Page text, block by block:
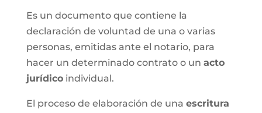
Es un documento que contiene la
declaración de voluntad de una o varias
personas, emitidas ante el notario, para
hacer un determinado contrato o un acto
jurídicoindividual.
El proceso de elaboración de una escritura